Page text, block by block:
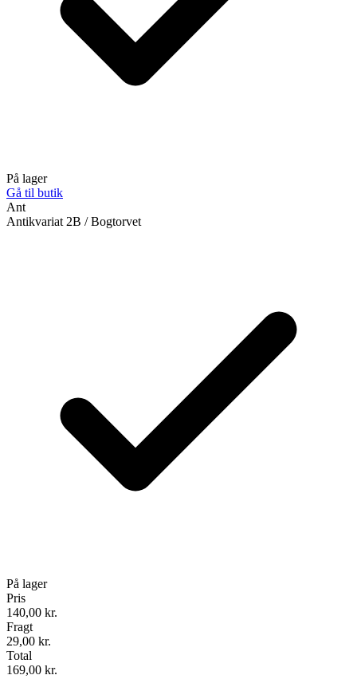
På lager
Gå til butik
Ant
Antikvariat 2B / Bogtorvet
På lager
Pris
140,00 kr.
Fragt
29,00 kr.
Total
169,00 kr.